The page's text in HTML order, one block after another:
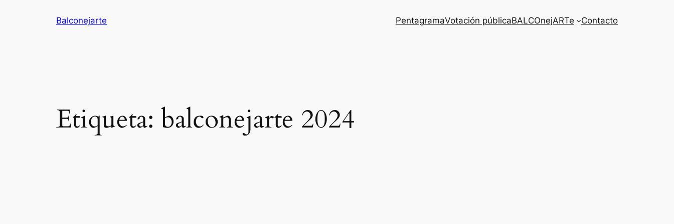
Balconejarte PentagramaVotación públicaBALCOnejARTe Contacto
Etiqueta: balconejarte 2024